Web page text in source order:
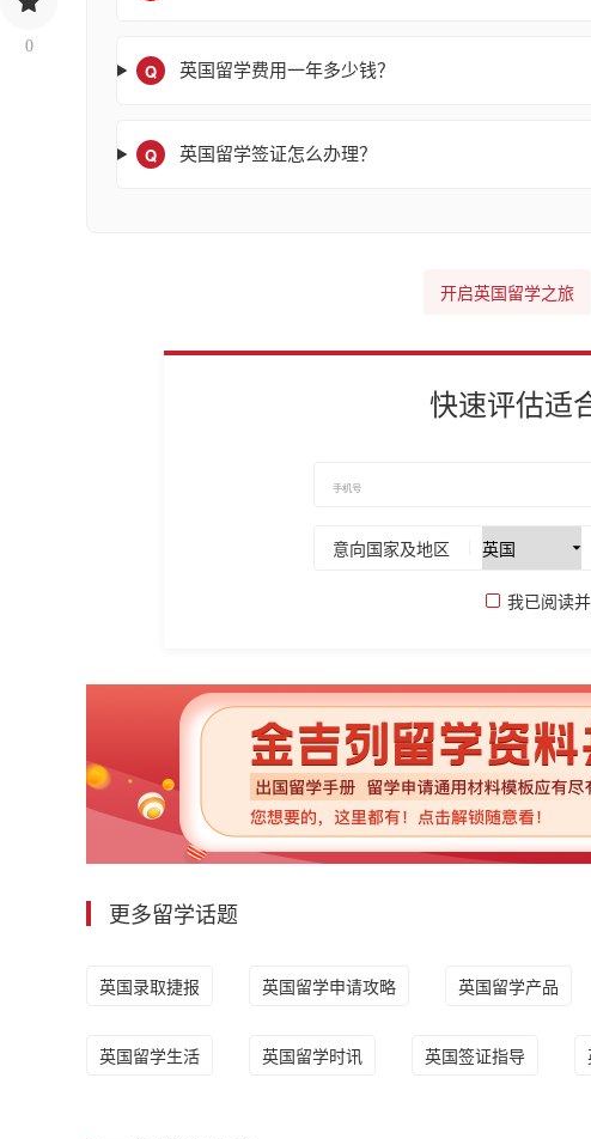
0
Q 英国留学费用一年多少钱？
Q 英国留学签证怎么办理？
开启英国留学之旅
快速评估适
意向国家及地区
我已阅读
更多留学话题
英国录取捷报 英国留学申请攻略 英国留学产品
英国留学生活 英国留学时讯 英国签证指导